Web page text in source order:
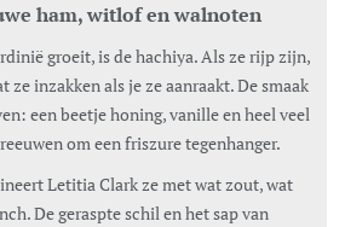
ham, witlof en walnoten
ze inzakken als je ze aanraakt. De smaak
een beetje honing, vanille en heel veel
om een friszure tegenhanger.
Letitia Clark ze met wat zout, wat
De geraspte schil en het sap van